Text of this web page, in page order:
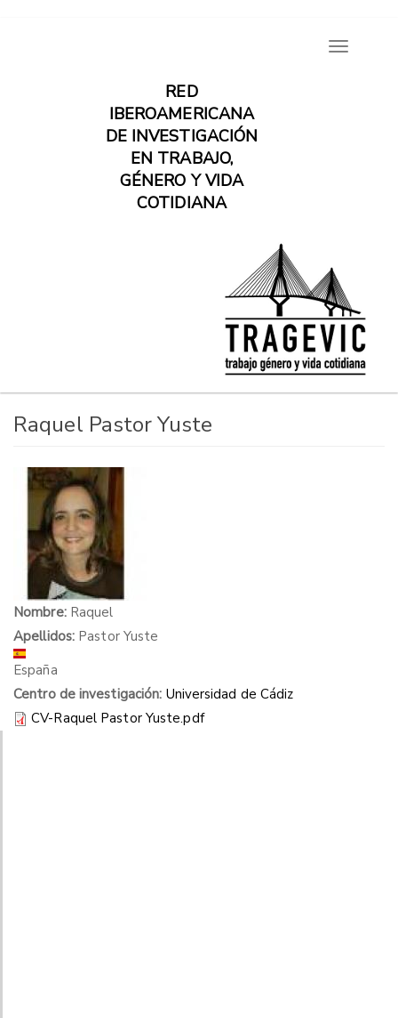
RED
IBEROAMERICANA
DE INVESTIGACIÓN
EN TRABAJO,
GÉNERO Y VIDA
COTIDIANA
Toggle
Raquel Pastor Yuste
Nombre: Raquel
Apellidos: Pastor Yuste
España
Centro de investigación: Universidad de Cádiz
CV-Raquel Pastor Yuste.pdf